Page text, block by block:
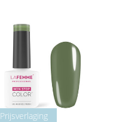
Prijsverlaging